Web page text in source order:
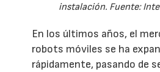
instalación. Fuente:
En los últimos años, el
robots móviles se ha
rápidamente, pasando de